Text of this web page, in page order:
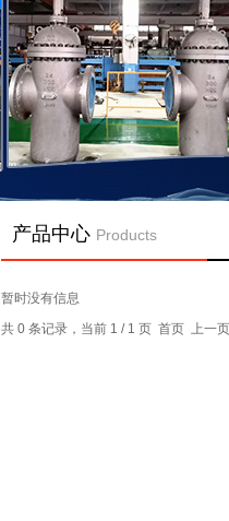
产品中心 Products
暂时没有信息
共 0 条记录，当前 1 / 1 页 首页 上一